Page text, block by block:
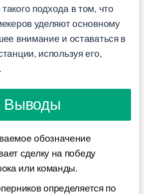
подхода в том, что
уделяют основному
внимание и оставаться в
используя его,
Выводы
обозначение
сделку на победу
или команды.
определяется по